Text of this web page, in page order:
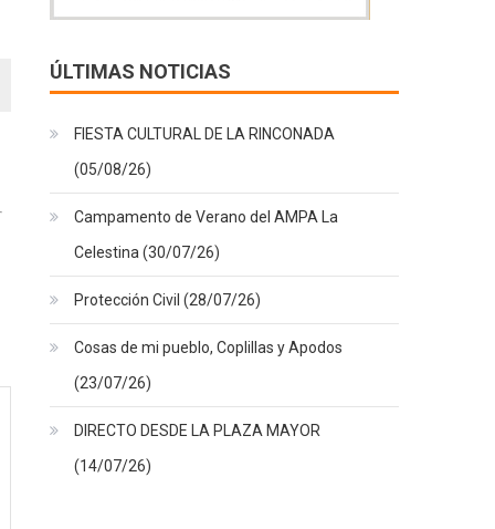
ÚLTIMAS NOTICIAS
FIESTA CULTURAL DE LA RINCONADA
(05/08/26)
Campamento de Verano del AMPA La
Celestina (30/07/26)
Protección Civil (28/07/26)
Cosas de mi pueblo, Coplillas y Apodos
(23/07/26)
DIRECTO DESDE LA PLAZA MAYOR
(14/07/26)